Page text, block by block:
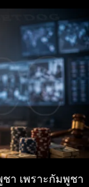
า เพราะกัมพูชา